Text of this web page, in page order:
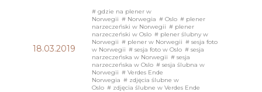
18.03.2019
# gdzie na plener w
Norwegii # Norwegia # Oslo # plener
narzeczeński w Norwegii # plener
narzeczeński w Oslo # plener ślubny w
Norwegii # plener w Norwegii # sesja foto
w Norwegii # sesja foto w Oslo # sesja
narzeczeńska w Norwegii # sesja
narzeczeńska w Oslo # sesja ślubna w
Norwegii # Verdes Ende
Norwegia # zdjęcia ślubne w
Oslo # zdjęcia ślubne w Verdes Ende